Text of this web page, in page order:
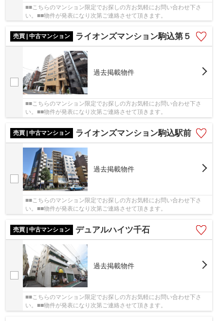
■■こちらのマンション限定でお探しの方お気軽にお問い合わせ下さ
い。■■物件が発表になり次第ご連絡させて頂きます。
売買 | 中古マンション ライオンズマンション駒込第５
過去掲載物件
■■こちらのマンション限定でお探しの方お気軽にお問い合わせ下さ
い。■■物件が発表になり次第ご連絡させて頂きます。
売買 | 中古マンション ライオンズマンション駒込駅前
過去掲載物件
■■こちらのマンション限定でお探しの方お気軽にお問い合わせ下さ
い。■■物件が発表になり次第ご連絡させて頂きます。
売買 | 中古マンション デュアルハイツ千石
過去掲載物件
■■こちらのマンション限定でお探しの方お気軽にお問い合わせ下さ
い。■■物件が発表になり次第ご連絡させて頂きます。